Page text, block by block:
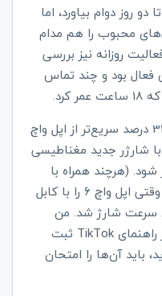
سری 7 می‌تواند تا دو روز دوام بیاورد، اما
محبوب را هم مدام
روزانه نیز بررسی
بود و چند تماس
اکنون، اپل واچ 7 ادعا می‌کند که 33 درصد سریع‌تر از اپل واچ
با شارژر جدید مغناطیسی
(هرچند همراه با
6 را با کابل
سرعت شارژ شد. من
TikTok ثبت
باید آن‌ها را امتحان